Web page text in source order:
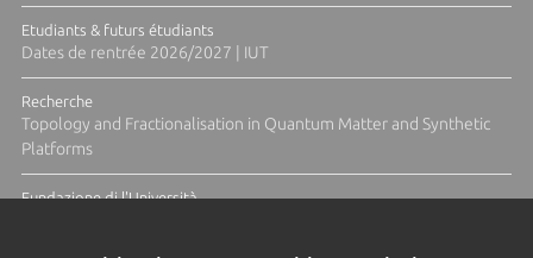
Etudiants & futurs étudiants
Dates de rentrée 2026/2027 | IUT
Recherche
Topology and Fractionalisation in Quantum Matter and Synthetic
Platforms
Fundazione di l'Università